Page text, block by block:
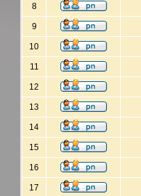
8
9
10
11
12
13
14
15
16
17